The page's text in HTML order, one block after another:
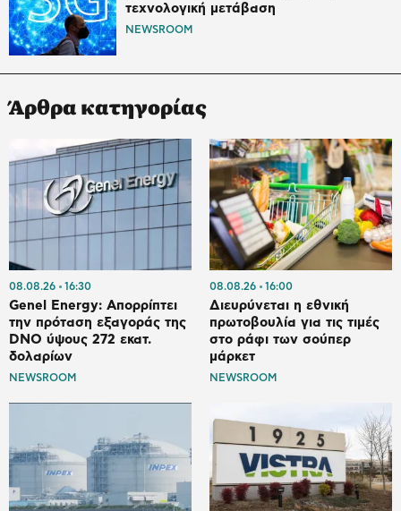
τεχνολογική μετάβαση
NEWSROOM
Άρθρα κατηγορίας
08.08.26 16:30
Genel Energy: Απορρίπτει
την πρόταση εξαγοράς της
DNO ύψους 272 εκατ.
δολαρίων
NEWSROOM
08.08.26 16:00
Διευρύνεται η εθνική
πρωτοβουλία για τις τιμές
στο ράφι των σούπερ
μάρκετ
NEWSROOM